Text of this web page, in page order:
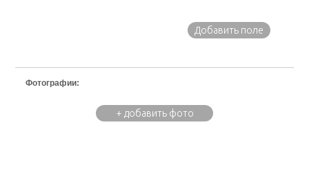
Добавить поле
Фотографии:
+ добавить фото